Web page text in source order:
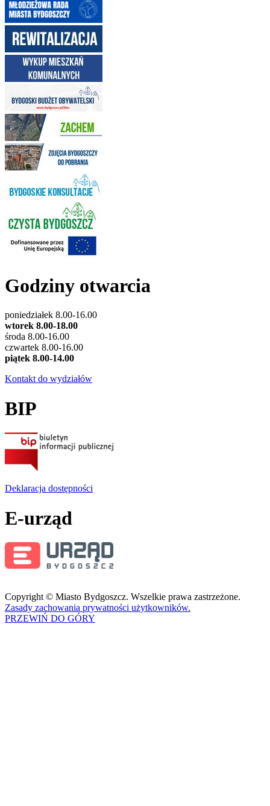
Godziny otwarcia
poniedziałek 8.00-16.00
wtorek 8.00-18.00
środa 8.00-16.00
czwartek 8.00-16.00
piątek 8.00-14.00
Kontakt do wydziałów
BIP
Deklaracja dostępności
E-urząd
Copyright © Miasto Bydgoszcz. Wszelkie prawa zastrzeżone.
Zasady zachowania prywatności użytkowników.
PRZEWIŃ DO GÓRY